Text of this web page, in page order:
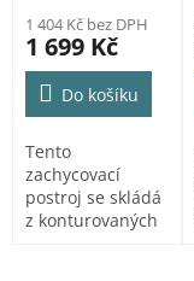
Portwest
1 404 Kč bez DPH
1 699 Kč
Do košíku
Tento
zachycovací
postroj se skládá
z konturovaných